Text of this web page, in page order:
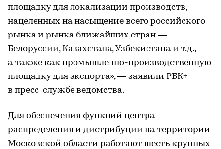
площадку для локализации производств,
нацеленных на насыщение всего российского
рынка и рынка ближайших стран —
Белоруссии, Казахстана, Узбекистана и т.д.,
а также как промышленно-производственную
площадку для экспорта», — заявили РБК+
в пресс-службе ведомства.
Для обеспечения функций центра
распределения и дистрибуции на территории
Московской области работают шесть крупных